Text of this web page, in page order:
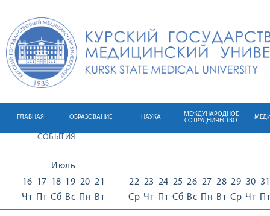
ГЛАВНАЯ ОБРАЗОВАНИЕ НАУКА
МЕЖДУНАРОДНОЕ
СОТРУДНИЧЕСТВО
СОБЫТИЯ
Июль
16
Чт
17
Пт
18
Сб
19
Вс
20
Пн
21
Вт
22
Ср
23
Чт
24
Пт
25
Сб
26
Вс
27
Пн
28
Вт
29
Ср
30
Чт
31
Пт